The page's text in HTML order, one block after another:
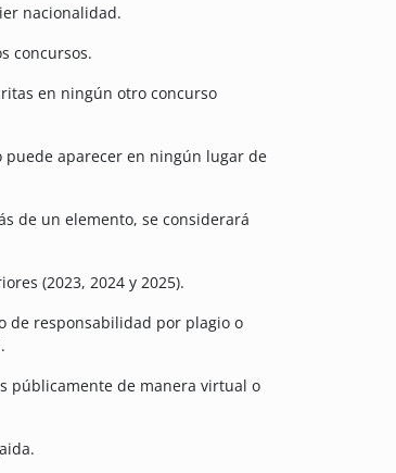
nacionalidad.
concursos.
en ningún otro concurso
aparecer en ningún lugar de
de un elemento, se considerará
(2023, 2024 y 2025).
de responsabilidad por plagio o
públicamente de manera virtual o